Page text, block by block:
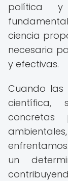
política
ciencia
necesaria
y efectivas.
Cuando las
científica,
un